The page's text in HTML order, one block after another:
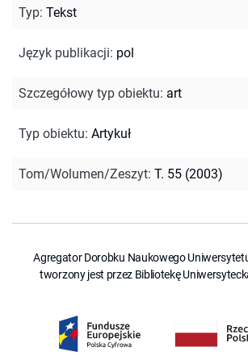
Typ: Tekst
Język publikacji: pol
Szczegółowy typ obiektu: art
Typ obiektu: Artykuł
Tom/Wolumen/Zeszyt: T. 55 (2003)
Agregator Dorobku Naukowego
tworzony jest przez Bibliotekę